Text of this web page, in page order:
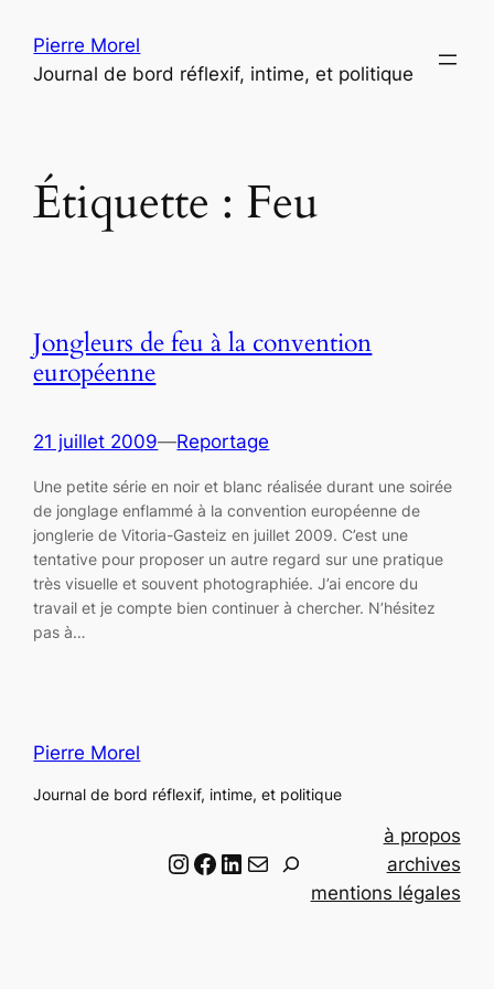
contenu
Pierre Morel
Journal de bord réflexif, intime, et politique
Étiquette : Feu
Jongleurs de feu à la convention
européenne
21 juillet 2009—Reportage
Une petite série en noir et blanc réalisée durant une soirée
de jonglage enflammé à la convention européenne de
jonglerie de Vitoria-Gasteiz en juillet 2009. C’est une
tentative pour proposer un autre regard sur une pratique
très visuelle et souvent photographiée. J’ai encore du
travail et je compte bien continuer à chercher. N’hésitez
pas à…
Pierre Morel
Journal de bord réflexif, intime, et politique
Instagram Facebook LinkedIn Email
à propos
archives
mentions légales